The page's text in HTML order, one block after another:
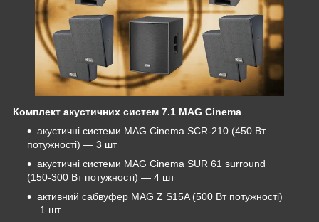
Комплект акустичних систем 7.1 MAG Cinema
акустичні системи MAG Cinema SCR-210 (450 Вт
потужності) ― 3 шт
акустичні системи MAG Cinema SUR 61 surround
(150-300 Вт потужності) ― 4 шт
активний сабвуфер MAG Z S15A (500 Вт потужності)
― 1 шт